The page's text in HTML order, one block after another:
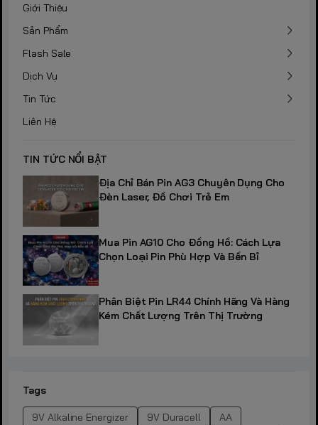
Giới Thiệu
Sản Phẩm
Flash Sale
Dịch Vụ
Tin Tức
Liên Hệ
TIN TỨC NỔI BẬT
Địa Chỉ Bán Pin AG3 Chuyên Dụng Cho
Đèn Laser, Đồ Chơi Trẻ Em
Mua Pin AG10 Cho Đồng Hồ: Cách Lựa
Chọn Loại Pin Phù Hợp Và Bền Bỉ
Phân Biệt Pin LR44 Chính Hãng Và Hàng
Kém Chất Lượng Trên Thị Trường
Tags
9V Alkaline Energizer 9V Duracell
AA